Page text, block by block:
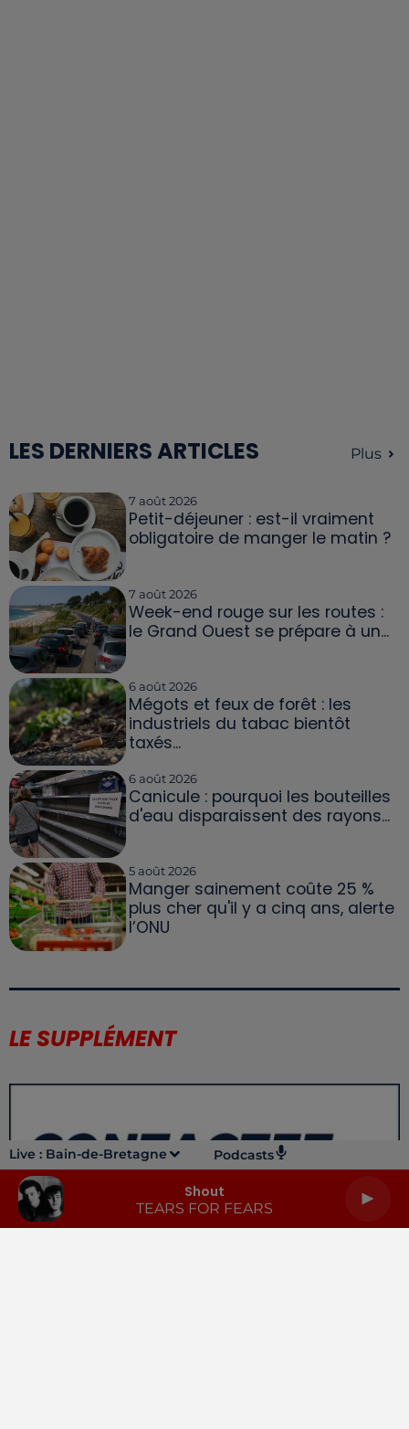
Live : Bain-de-Bretagne Podcasts
Shout
TEARS FOR FEARS
LES DERNIERS ARTICLES Plus
7 août 2026
Petit-déjeuner : est-il vraiment
obligatoire de manger le matin ?
7 août 2026
Week-end rouge sur les routes :
le Grand Ouest se prépare à un...
6 août 2026
Mégots et feux de forêt : les
industriels du tabac bientôt
taxés...
6 août 2026
Canicule : pourquoi les bouteilles
d'eau disparaissent des rayons...
5 août 2026
Manger sainement coûte 25 %
plus cher qu'il y a cinq ans, alerte
l’ONU
LE SUPPLÉMENT